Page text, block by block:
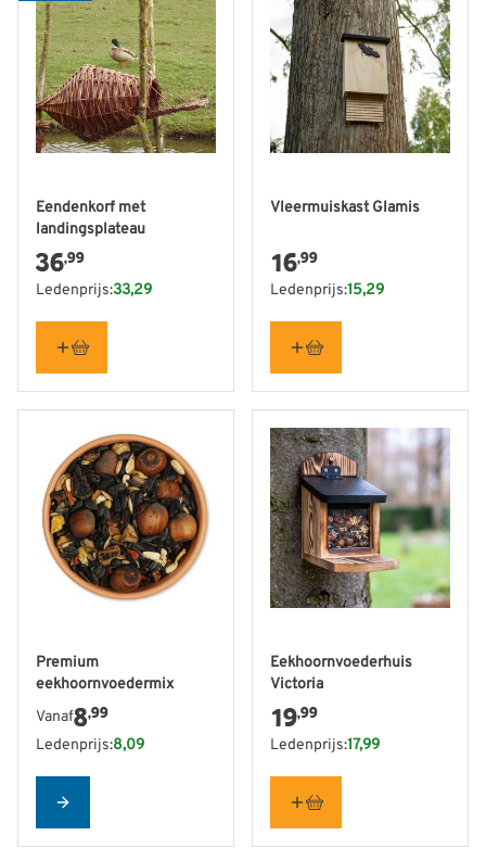
Eendenkorf met
landingsplateau
36,99
Ledenprijs:33,29
Vleermuiskast Glamis
16,99
Ledenprijs:15,29
Premium
eekhoornvoedermix
Vanaf8,99
Ledenprijs:8,09
Configure
Eekhoornvoederhuis
Victoria
19,99
Ledenprijs:17,99